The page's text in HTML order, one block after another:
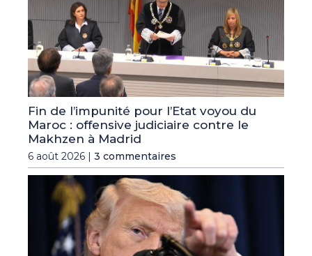
Fin de l’impunité pour l’Etat voyou du
Maroc : offensive judiciaire contre le
Makhzen à Madrid
6 août 2026 | 3 commentaires